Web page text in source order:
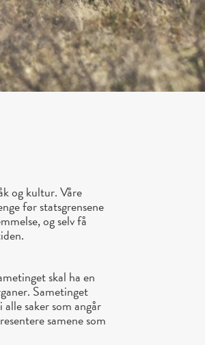
og kultur. Våre
før statsgrensene
og selv få
skal ha en
Sametinget
saker som angår
samene som